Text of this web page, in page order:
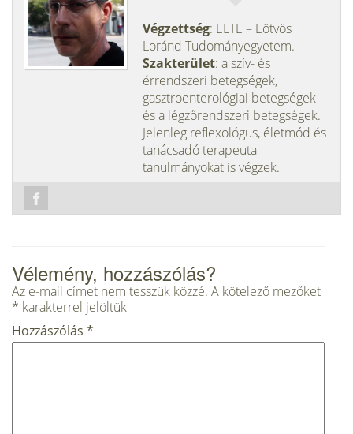
Végzettség: ELTE – Eötvös
Loránd Tudományegyetem.
Szakterület: a szív- és
érrendszeri betegségek,
gasztroenterológiai betegségek
és a légzőrendszeri betegségek.
Jelenleg reflexológus, életmód és
tanácsadó terapeuta
tanulmányokat is végzek.
Vélemény, hozzászólás?
Az e-mail címet nem tesszük közzé. A kötelező mezőket
* karakterrel jelöltük
Hozzászólás *